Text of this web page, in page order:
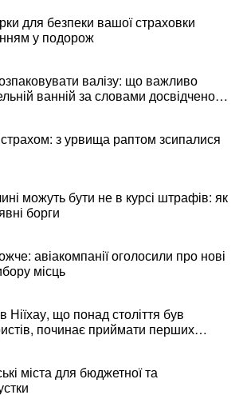
для безпеки вашої страховки
у подорож
валізу: що важливо
ванній за словами досвідченої
з урвища раптом зсипалися
можуть бути не в курсі штрафів: як
борги
авіакомпанії оголосили про нові
місць
Ніїхау, що понад століття був
починає приймати перших
міста для бюджетної та